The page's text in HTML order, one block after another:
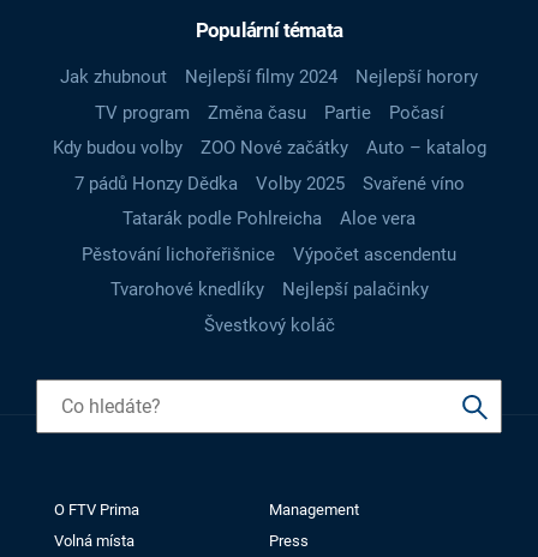
Populární témata
Jak zhubnout Nejlepší filmy 2024
Nejlepší horory
TV program
Změna času Partie
Počasí
Kdy budou volby
ZOO Nové začátky
Auto – katalog
7 pádů Honzy Dědka
Volby 2025
Svařené víno
Tatarák podle Pohlreicha
Aloe vera
Pěstování lichořeřišnice
Výpočet ascendentu
Tvarohové knedlíky
Nejlepší palačinky
Švestkový koláč
O FTV Prima
Management
Volná místa
Press